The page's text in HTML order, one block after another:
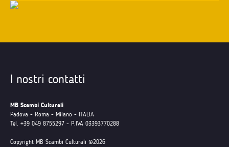
I nostri contatti
MB Scambi Culturali
Padova - Roma - Milano - ITALIA
Tel. +39 049 8755297 - P.IVA 03393770288
Copyright MB Scambi Culturali ©2026